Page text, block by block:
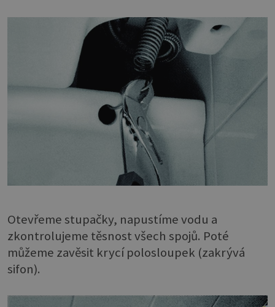
Otevřeme stupačky, napustíme vodu a
zkontrolujeme těsnost všech spojů. Poté
můžeme zavěsit krycí polosloupek (zakrývá
sifon).